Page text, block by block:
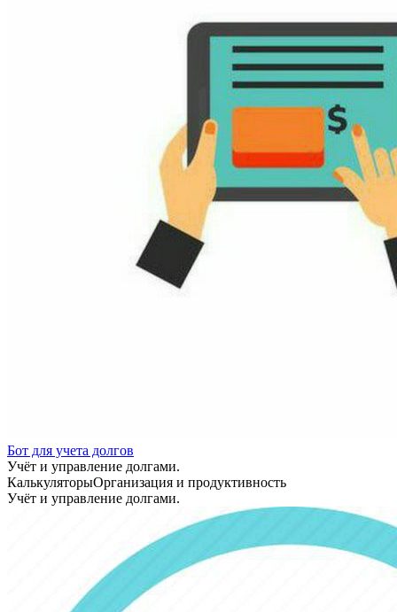
Бот для учета долгов
Учёт и управление долгами.
КалькуляторыОрганизация и продуктивность
Учёт и управление долгами.